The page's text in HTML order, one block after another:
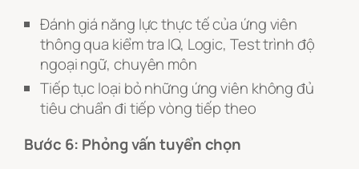
Đánh giá năng lực thực tế của ứng viên
thông qua kiểm tra IQ, Logic, Test trình độ
ngoại ngữ, chuyên môn
Tiếp tục loại bỏ những ứng viên không đủ
tiêu chuẩn đi tiếp vòng tiếp theo
Bước 6: Phỏng vấn tuyển chọn